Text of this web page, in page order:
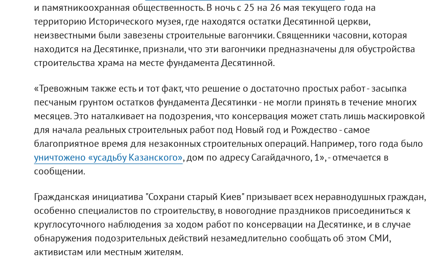
и памятникоохранная общественность. В ночь с 25 на 26 мая текущего года на
территорию Исторического музея, где находятся остатки Десятинной церкви,
неизвестными были завезены строительные вагончики. Священники часовни, которая
находится на Десятинке, признали, что эти вагончики предназначены для обустройства
строительства храма на месте фундамента Десятинной.
«Тревожным также есть и тот факт, что решение о достаточно простых работ - засыпка
песчаным грунтом остатков фундамента Десятинки - не могли принять в течение многих
месяцев. Это наталкивает на подозрения, что консервация может стать лишь маскировкой
для начала реальных строительных работ под Новый год и Рождество - самое
благоприятное время для незаконных строительных операций. Например, того года было
уничтожено «усадьбу Казанского», дом по адресу Сагайдачного, 1», - отмечается в
сообщении.
Гражданская инициатива "Сохрани старый Киев" призывает всех неравнодушных граждан,
особенно специалистов по строительству, в новогодние праздников присоединиться к
круглосуточного наблюдения за ходом работ по консервации на Десятинке, и в случае
обнаружения подозрительных действий незамедлительно сообщать об этом СМИ,
активистам или местным жителям.